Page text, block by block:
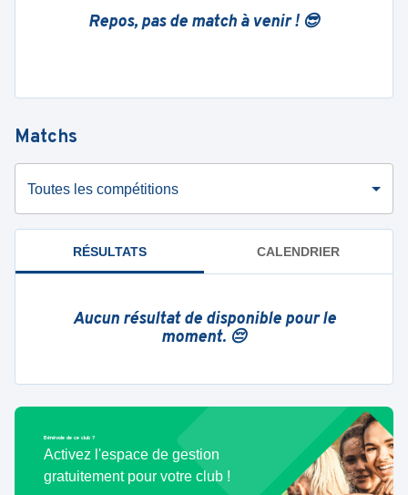
Repos, pas de match à venir ! 😎
Matchs
Toutes les compétitions
RÉSULTATS CALENDRIER
Aucun résultat de disponible pour le
moment. 😔
Bénévole de ce club ?
Activez l'espace de gestion
gratuitement pour votre club !